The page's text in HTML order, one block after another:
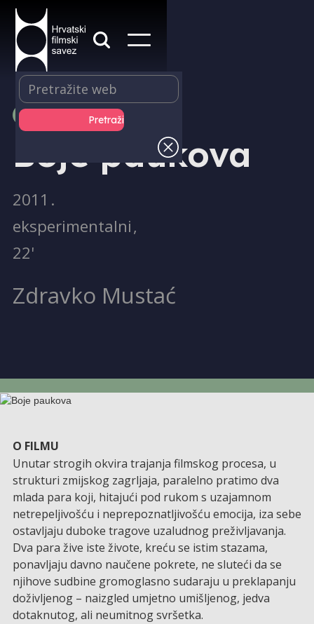
PRODUKCIJA
Boje paukova
2011 .
eksperimentalni,
22'
Zdravko Mustać
O FILMU
Unutar strogih okvira trajanja filmskog procesa, u
strukturi zmijskog zagrljaja, paralelno pratimo dva
mlada para koji, hitajući pod rukom s uzajamnom
netrepeljivošću i neprepoznatljivošću emocija, iza sebe
ostavljaju duboke tragove uzaludnog preživljavanja.
Dva para žive iste živote, kreću se istim stazama,
ponavljaju davno naučene pokrete, ne sluteći da se
njihove sudbine gromoglasno sudaraju u preklapanju
doživljenog – naizgled umjetno umišljenog, jedva
dotaknutog, ali neumitnog svršetka.